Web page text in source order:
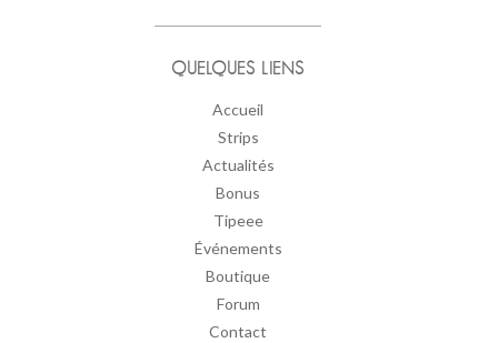
QUELQUES LIENS
Accueil
Strips
Actualités
Bonus
Tipeee
Événements
Boutique
Forum
Contact